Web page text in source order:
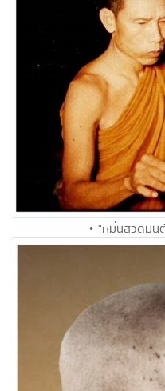
• "หมั่นสวดมน